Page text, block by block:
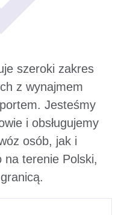
szeroki zakres
z wynajmem
Jesteśmy
i obsługujemy
osób, jak i
na terenie Polski,